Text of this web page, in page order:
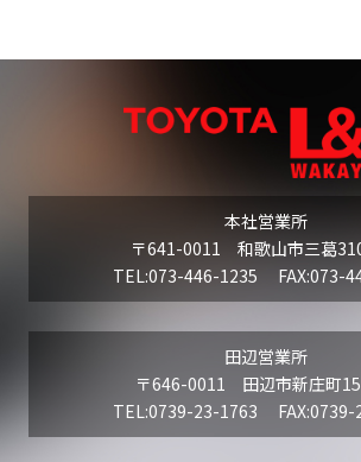
本社営業所
〒641-0011 和歌山市三葛
TEL:073-446-1235 FAX:073-
田辺営業所
〒646-0011 田辺市新庄町
TEL:0739-23-1763 FAX:0739-